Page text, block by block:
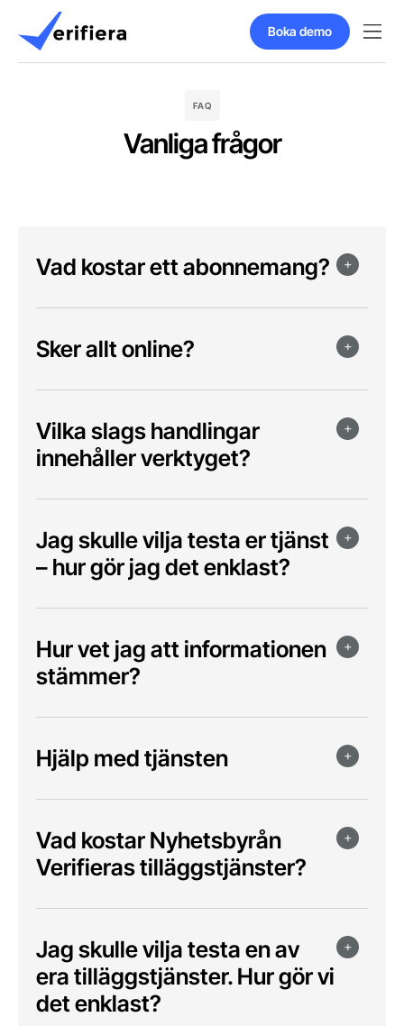
Boka demo
FAQ
Vanliga frågor
Vad kostar ett abonnemang?
Sker allt online?
Vilka slags handlingar
innehåller verktyget?
Jag skulle vilja testa er tjänst
– hur gör jag det enklast?
Hur vet jag att informationen
stämmer?
Hjälp med tjänsten
Vad kostar Nyhetsbyrån
Verifieras tilläggstjänster?
Jag skulle vilja testa en av
era tilläggstjänster. Hur gör vi
det enklast?